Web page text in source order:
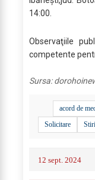
14:00.
Observaţiile
competente
Sursa:
acord de
Solicitare
Stiri
12 sept. 2024